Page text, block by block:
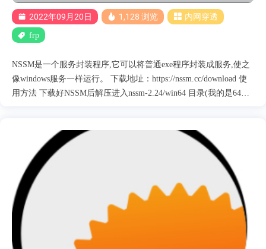
2022年09月20日 1,128 浏览 内网穿透
frp
NSSM是一个服务封装程序,它可以将普通exe程序封装成服务,使之
像windows服务一样运行。 下载地址：https://nssm.cc/download 使
用方法 下载好NSSM后解压进入nssm-2.24/win64 目录(我的是64位
配置文件 frpc.ini 配置文件需要先配置好 Frp内网穿透个人食用
NSSM 一些命令 nssm install //创建服务 nssm start servername //启动
服务 nssm stop servername //暂停服务 nssm restart servername //重新
启动服务 nssm edit servername //编辑服务 nssm remove servername //
删除创建的servername服务 参考：https://www.ilt.me/m/?post=133